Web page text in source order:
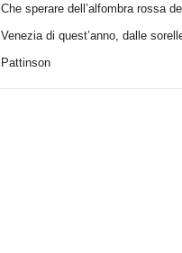
Che sperare dell’alfombra rossa
Venezia di quest’anno, dalle
Pattinson